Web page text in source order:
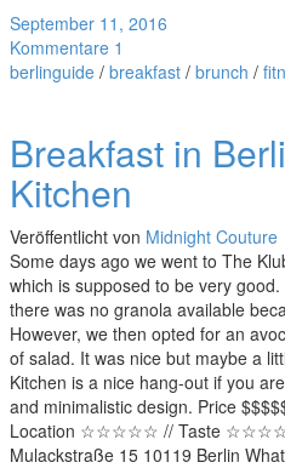
September 11, 2016
Kommentare 1
berlinguide / breakfast / brunch /
Breakfast in
Kitchen
Veröffentlicht von Midnight Couture
Some days ago we went to The
which is supposed to be very
there was no granola available
However, we then opted for an
of salad. It was nice but maybe a
Kitchen is a nice hang-out if you
and minimalistic design. Price
Location ☆☆☆☆☆ // Taste
Mulackstraße 15 10119 Berlin